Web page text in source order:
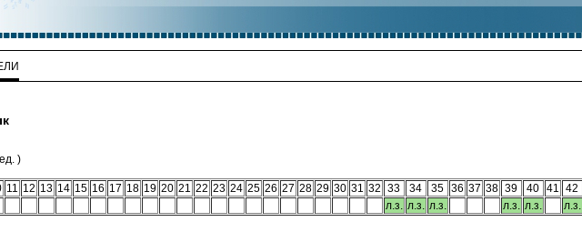
)
11 12 13 14 15 16 17 18 19 20 21 22 23 24 25 26 27 28 29 30 31 32 33 34 35 36 37 38 39 40 41 42
л.з. л.з. л.з. л.з. л.з. л.з.